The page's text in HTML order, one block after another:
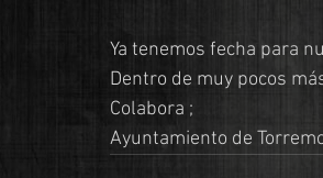
Ya tenemos fecha para
Dentro de muy pocos
Colabora ;
Ayuntamiento de